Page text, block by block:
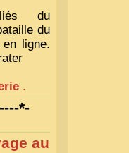
du
du
ligne.
.
*-
au